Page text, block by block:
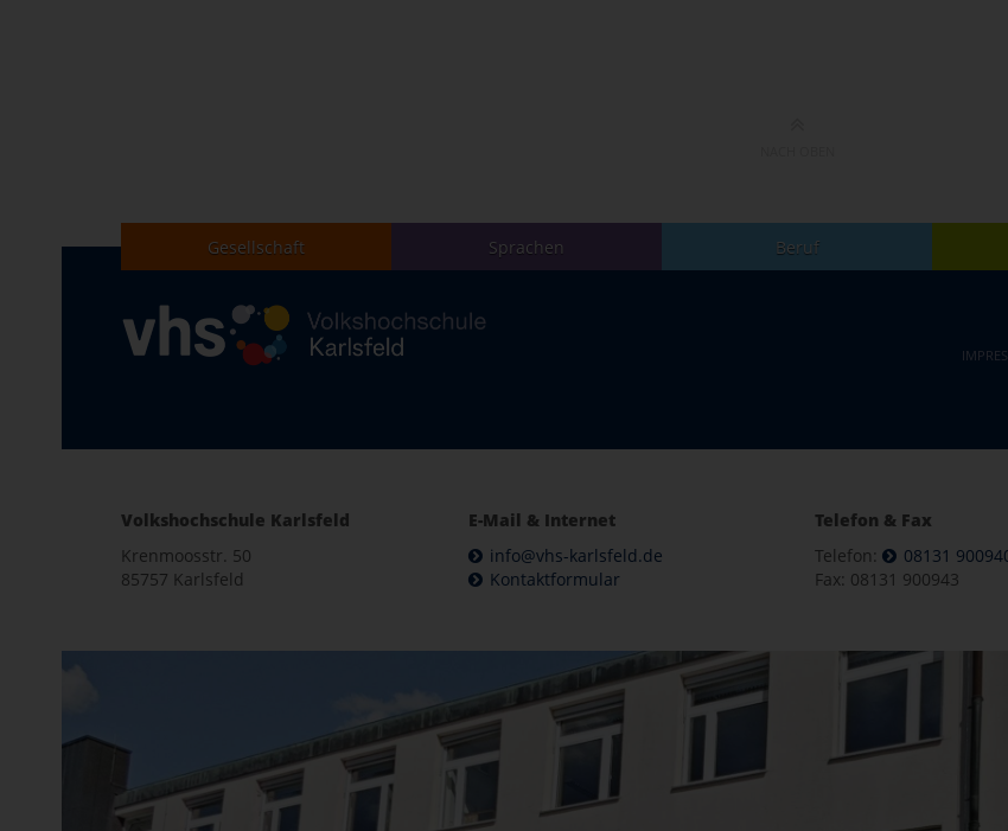
Gesellschaft Sprachen Beruf
Volkshochschule Karlsfeld
Krenmoosstr. 50
85757 Karlsfeld
E-Mail & Internet
info@vhs-karlsfeld.de
Kontaktformular
Telefon & Fax
Telefon:
08131
Fax: 08131 900943